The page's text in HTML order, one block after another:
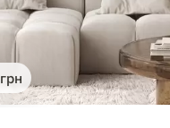
грн